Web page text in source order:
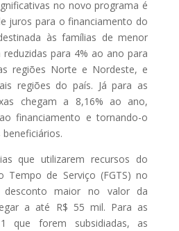
no novo programa é
juros para o financiamento do
às famílias de menor
para 4% ao ano para
regiões Norte e Nordeste, e
regiões do país. Já para as
chegam a 8,16% ao ano,
financiamento e tornando-o
que utilizarem recursos do
Tempo de Serviço (FGTS) no
maior no valor da
a até R$ 55 mil. Para as
que forem subsidiadas, as